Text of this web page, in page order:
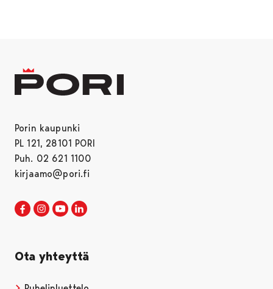
Porin kaupunki
PL 121, 28101 PORI
Puh. 02 621 1100
kirjaamo@pori.fi
Porin kaupunki Facebookissa
Avautuu uudessa välilehdessä
Porin kaupunki Instagramissa
Avautuu uudessa välilehdessä
Porin kaupunki Youtubessa
Avautuu uudessa välilehdessä
Ota yhteyttä